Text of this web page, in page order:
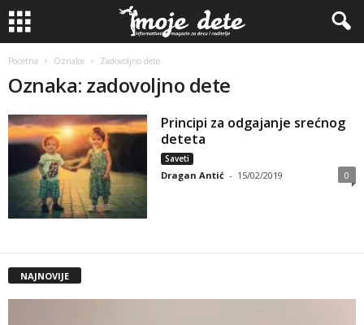
Početna Oznake Zadovoljno dete
Oznaka: zadovoljno dete
Principi za odgajanje srećnog
deteta
Saveti
Dragan Antić - 15/02/2019 0
NAJNOVIJE